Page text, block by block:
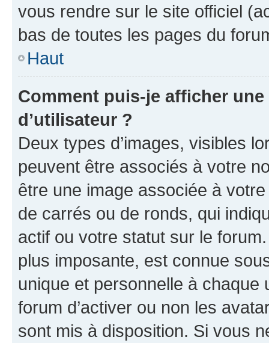
vous rendre sur le site officiel
bas de toutes les pages du
Haut
Comment puis-je afficher
d’utilisateur ?
Deux types d’images, visibles
peuvent être associés à votre
être une image associée à
de carrés ou de ronds, qui
actif ou votre statut sur le
plus imposante, est connue
unique et personnelle à chaque
forum d’activer ou non les
sont mis à disposition. Si vous